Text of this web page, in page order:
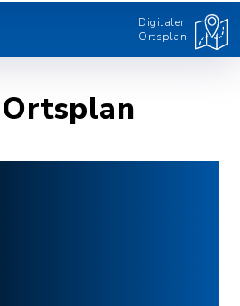
Digitaler
Ortsplan